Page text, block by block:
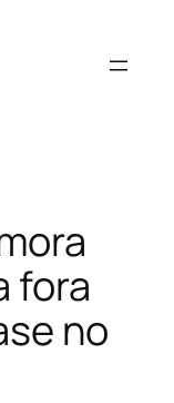
fora
no